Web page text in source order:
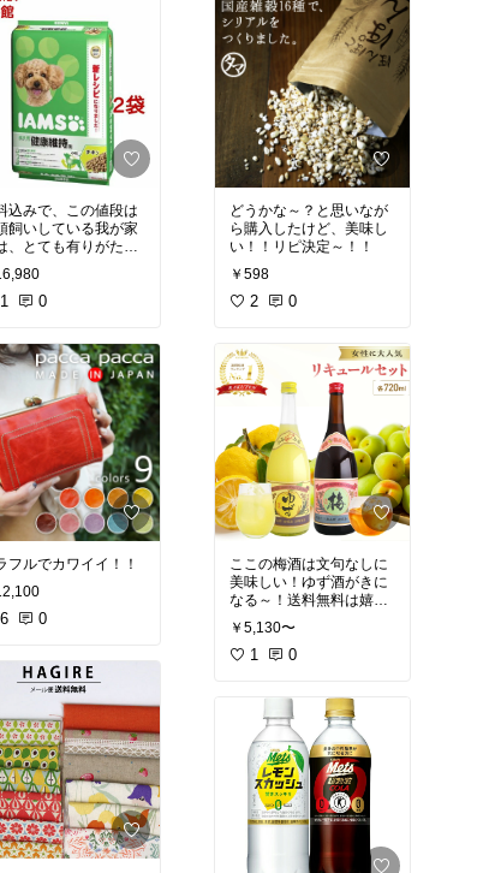
込みで、この値段は
飼いしている我が家
、とても有りがたい
1 0
フルでカワイイ！！
6 0
どうかな～？と思いなが
ら購入したけど、美味し
い！！リピ決定～！！
￥598
2 0
ここの梅酒は文句なしに
美味しい！ゆず酒がきに
なる～！送料無料は嬉し
いね～
￥5,130〜
1 0